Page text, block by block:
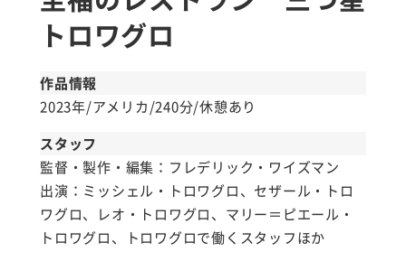
トロワグロ
作品情報
2023年/アメリカ/240分/休憩あり
スタッフ
監督・製作・編集：フレデリック・ワイズマン
出演：ミッシェル・トロワグロ、セザール・トロ
ワグロ、レオ・トロワグロ、マリー＝ピエール・
トロワグロ、トロワグロで働くスタッフほか